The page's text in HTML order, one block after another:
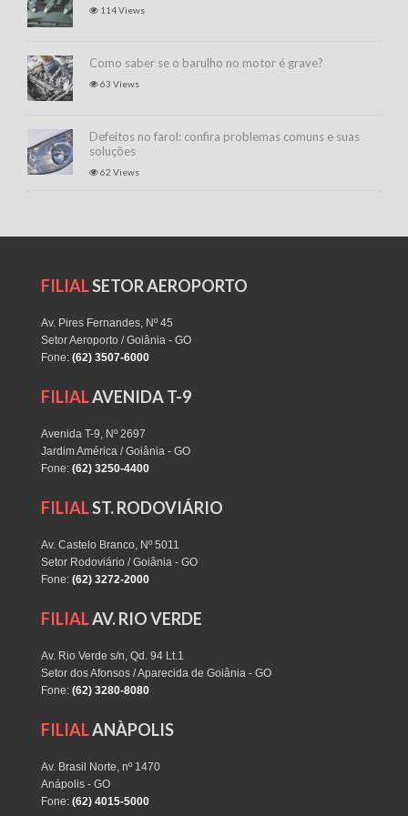
114 Views
Como saber se o barulho no motor é grave?
63 Views
Defeitos no farol: confira problemas comuns e suas
soluções
62 Views
FILIALSETOR AEROPORTO
Av. Pires Fernandes, Nº 45
Setor Aeroporto / Goiânia - GO
Fone: (62) 3507-6000
FILIALAVENIDA T-9
Avenida T-9, Nº 2697
Jardim América / Goiânia - GO
Fone: (62) 3250-4400
FILIALST. RODOVIÁRIO
Av. Castelo Branco, Nº 5011
Setor Rodoviário / Goiânia - GO
Fone: (62) 3272-2000
FILIALAV. RIO VERDE
Av. Rio Verde s/n, Qd. 94 Lt.1
Setor dos Afonsos / Aparecida de Goiânia - GO
Fone: (62) 3280-8080
FILIALANÀPOLIS
Av. Brasil Norte, nº 1470
Anápolis - GO
Fone: (62) 4015-5000